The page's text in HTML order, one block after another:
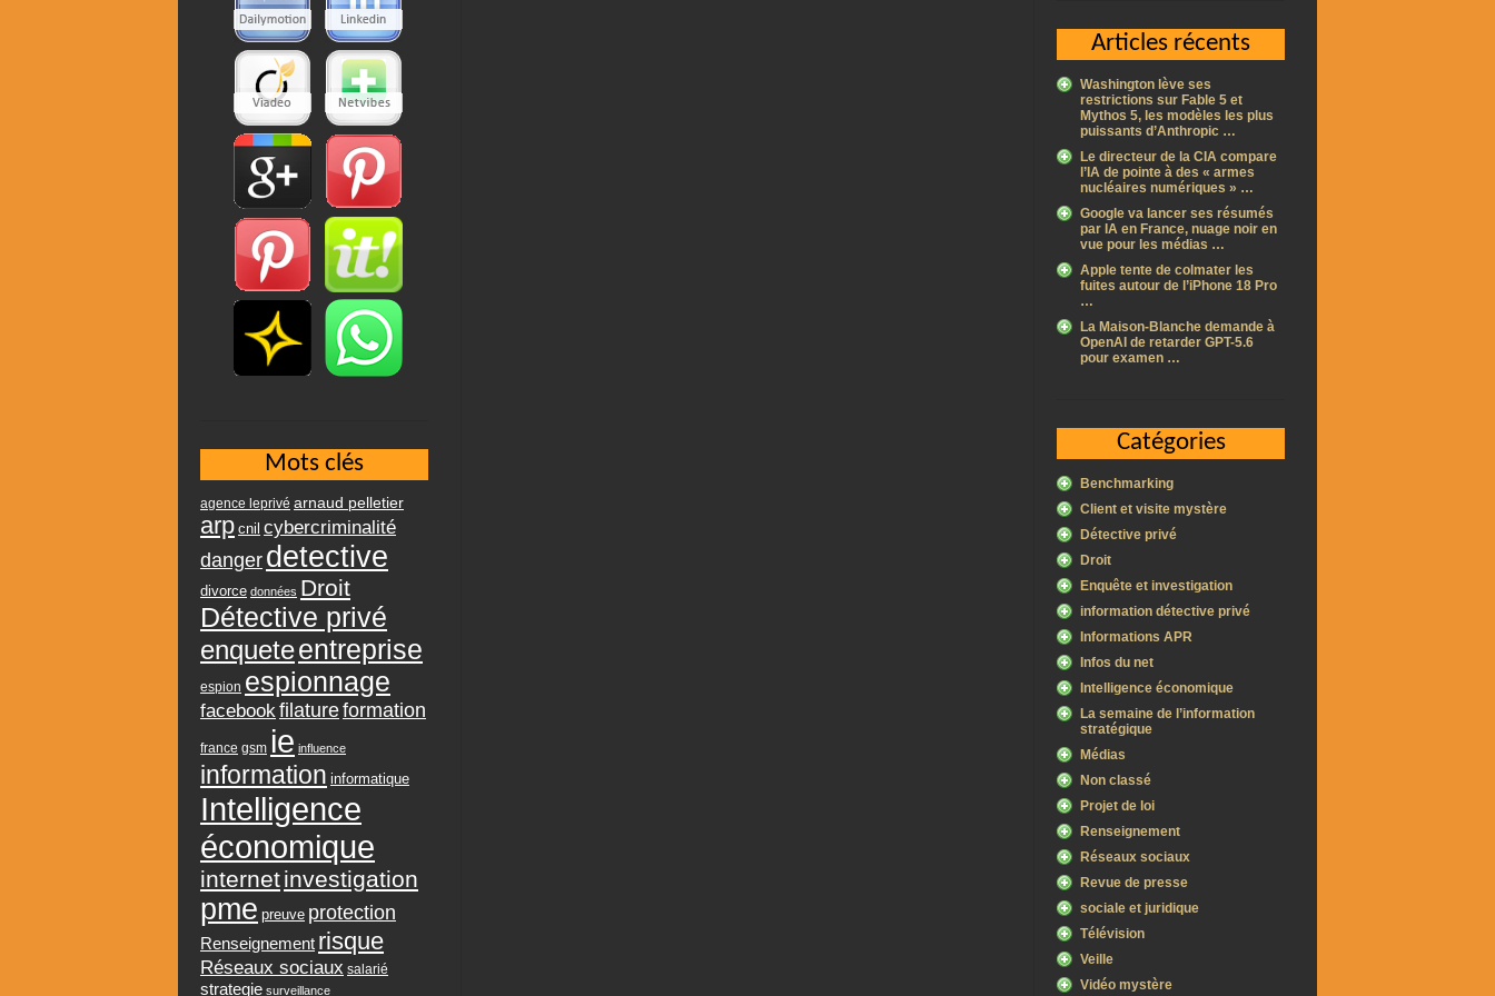
Articles récents
Washington lève ses
restrictions sur Fable 5 et
Mythos 5, les modèles les plus
puissants d’Anthropic …
Le directeur de la CIA compare
l’IA de pointe à des « armes
nucléaires numériques » …
Google va lancer ses résumés
par IA en France, nuage noir en
vue pour les médias …
Apple tente de colmater les
fuites autour de l’iPhone 18 Pro
…
La Maison-Blanche demande à
OpenAI de retarder GPT-5.6
pour examen …
Catégories
Benchmarking
Client et visite mystère
Détective privé
Droit
Enquête et investigation
information détective privé
Informations APR
Infos du net
Intelligence économique
La semaine de l’information
stratégique
Médias
Non classé
Projet de loi
Renseignement
Réseaux sociaux
Revue de presse
sociale et juridique
Télévision
Veille
Vidéo mystère
Mots clés
agence leprivé arnaud pelletier
arp cnil cybercriminalité
danger detective
divorce données Droit
Détective privé
enqueteentreprise
espion espionnage
facebookfilatureformation
france gsm ie influence
information informatique
Intelligence
économique
internetinvestigation
pme preuve protection
Renseignement risque
Réseaux sociaux salarié
strategie surveillance